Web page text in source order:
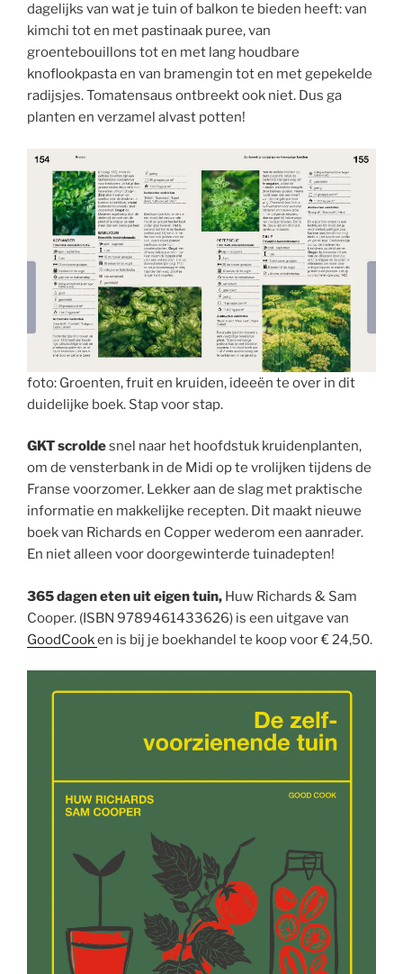
dagelijks van wat je tuin of balkon te bieden heeft: van
kimchi tot en met pastinaak puree, van
groentebouillons tot en met lang houdbare
knoflookpasta en van bramengin tot en met gepekelde
radijsjes. Tomatensaus ontbreekt ook niet. Dus ga
planten en verzamel alvast potten!
foto: Groenten, fruit en kruiden, ideeën te over in dit
duidelijke boek. Stap voor stap.
GKT scroldesnel naar het hoofdstuk kruidenplanten,
om de vensterbank in de Midi op te vrolijken tijdens de
Franse voorzomer. Lekker aan de slag met praktische
informatie en makkelijke recepten. Dit maakt nieuwe
boek van Richards en Copper wederom een aanrader.
En niet alleen voor doorgewinterde tuinadepten!
365 dagen eten uit eigen tuin, Huw Richards & Sam
Cooper. (ISBN 9789461433626) is een uitgave van
GoodCooken is bij je boekhandel te koop voor € 24,50.